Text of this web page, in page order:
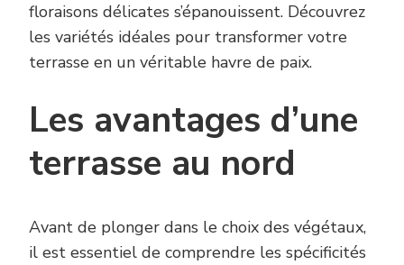
floraisons délicates s’épanouissent. Découvrez
les variétés idéales pour transformer votre
terrasse en un véritable havre de paix.
Les avantages d’une
terrasse au nord
Avant de plonger dans le choix des végétaux,
il est essentiel de comprendre les spécificités